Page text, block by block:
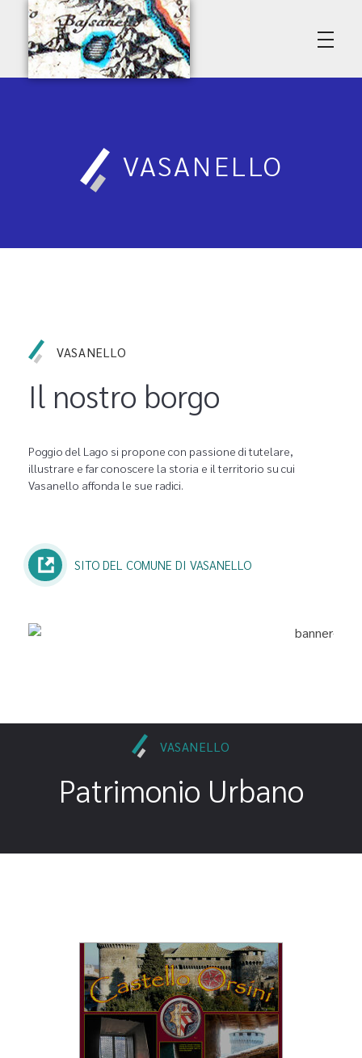
Poggio del Lago • Premio Amerino
VASANELLO
VASANELLO
Il nostro borgo
Poggio del Lago si propone con passione di tutelare,
illustrare e far conoscere la storia e il territorio su cui
Vasanello affonda le sue radici.
SITO DEL COMUNE DI VASANELLO
VASANELLO
Patrimonio Urbano